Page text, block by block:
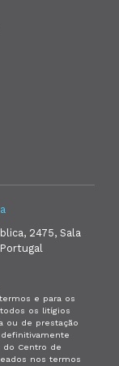
2475, Sala
e para os
os litígios
ou de prestação
do Centro de
nos termos